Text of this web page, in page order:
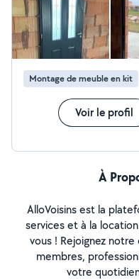
Montage de meuble en kit
Voir le profil
À
AlloVoisins est la
services et à la
vous ! Rejoignez
membres,
votre